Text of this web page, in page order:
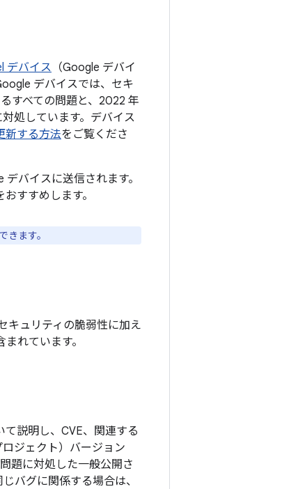
デバイス （Google デバイ
デバイスでは、セキ
すべての問題と、2022 年
処しています。デバイス
新する方法をご覧くださ
バイスに送信されます。
すすめします。
きます。
キュリティの脆弱性に加え
れています。
説明し、CVE、関連する
ジェクト）バージョン
題に対処した一般公開さ
バグに関係する場合は、